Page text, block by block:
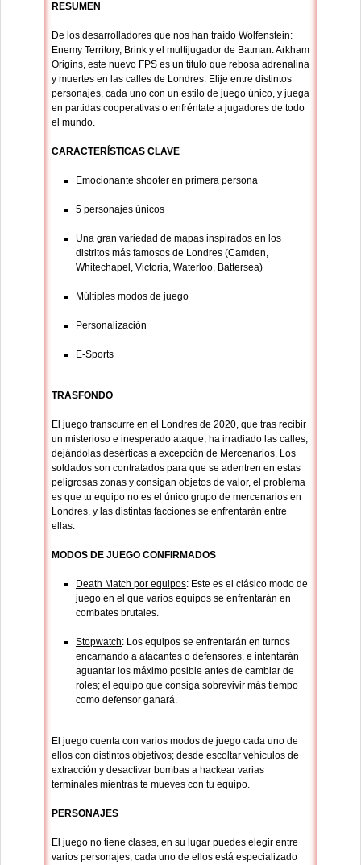
RESUMEN
De los desarrolladores que nos han traído Wolfenstein:
Enemy Territory, Brink y el multijugador de Batman: Arkham
Origins, este nuevo FPS es un título que rebosa adrenalina
y muertes en las calles de Londres. Elije entre distintos
personajes, cada uno con un estilo de juego único, y juega
en partidas cooperativas o enfréntate a jugadores de todo
el mundo.
CARACTERÍSTICAS CLAVE
Emocionante shooter en primera persona
5 personajes únicos
Una gran variedad de mapas inspirados en los
distritos más famosos de Londres (Camden,
Whitechapel, Victoria, Waterloo, Battersea)
Múltiples modos de juego
Personalización
E-Sports
TRASFONDO
El juego transcurre en el Londres de 2020, que tras recibir
un misterioso e inesperado ataque, ha irradiado las calles,
dejándolas desérticas a excepción de Mercenarios. Los
soldados son contratados para que se adentren en estas
peligrosas zonas y consigan objetos de valor, el problema
es que tu equipo no es el único grupo de mercenarios en
Londres, y las distintas facciones se enfrentarán entre
ellas.
MODOS DE JUEGO CONFIRMADOS
Death Match por equipos: Este es el clásico modo de
juego en el que varios equipos se enfrentarán en
combates brutales.
Stopwatch: Los equipos se enfrentarán en turnos
encarnando a atacantes o defensores, e intentarán
aguantar los máximo posible antes de cambiar de
roles; el equipo que consiga sobrevivir más tiempo
como defensor ganará.
El juego cuenta con varios modos de juego cada uno de
ellos con distintos objetivos; desde escoltar vehículos de
extracción y desactivar bombas a hackear varias
terminales mientras te mueves con tu equipo.
PERSONAJES
El juego no tiene clases, en su lugar puedes elegir entre
varios personajes, cada uno de ellos está especializado